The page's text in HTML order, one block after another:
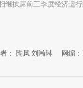
继披露前三季度经济运行
： 陶凤 刘瀚琳 网编